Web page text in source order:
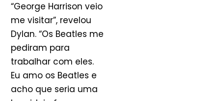
“George Harrison veio
me visitar”, revelou
Dylan. “Os Beatles me
pediram para
trabalhar com eles.
Eu amo os Beatles e
acho que seria uma